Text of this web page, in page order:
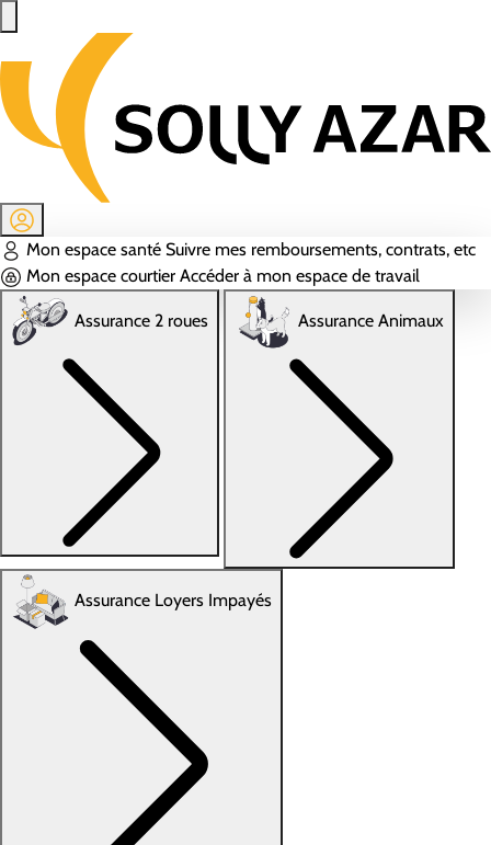
Mon espace santé Suivre mes remboursements, contrats, etc
Mon espace courtier Accéder à mon espace de travail
Assurance 2 roues Assurance Animaux
Assurance Loyers Impayés